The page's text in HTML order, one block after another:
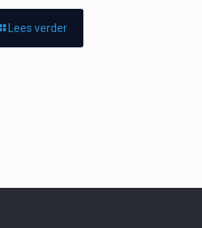
Lees verder